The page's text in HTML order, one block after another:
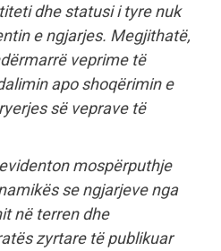
dhe statusi i tyre nuk
e ngjarjes. Megjithatë,
veprime të
apo shoqërimin e
së veprave të
mospërputhje
se ngjarjeve nga
në terren dhe
zyrtare të publikuar